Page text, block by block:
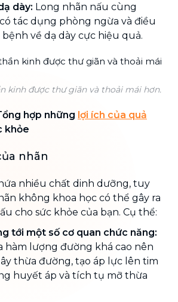
dày: Long nhãn nấu cùng
tác dụng phòng ngừa và điều
về dạ dày cực hiệu quả.
kinh được thư giãn và thoải mái hơn.
hợp những lợi ích của quả
khỏe
nhãn
nhiều chất dinh dưỡng, tuy
không khoa học có thể gây ra
cho sức khỏe của bạn. Cụ thể:
tới một số cơ quan chức năng:
hàm lượng đường khá cao nên
thừa đường, tạo áp lực lên tim
huyết áp và tích tụ mỡ thừa